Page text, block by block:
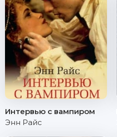
Интервью с вампиром
Энн Райс